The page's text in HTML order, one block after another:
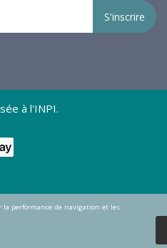
S'inscrire
à l'INPI.
performance de navigation et les